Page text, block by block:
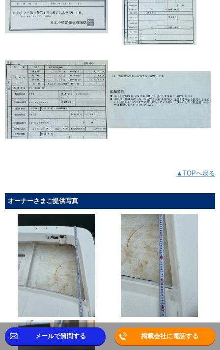
▲TOPへ戻る
オーナーさまご提供写真
メールで質問する 掲載会社に電話する